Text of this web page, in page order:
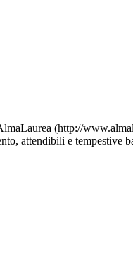
(http://
attendibili e tempestive